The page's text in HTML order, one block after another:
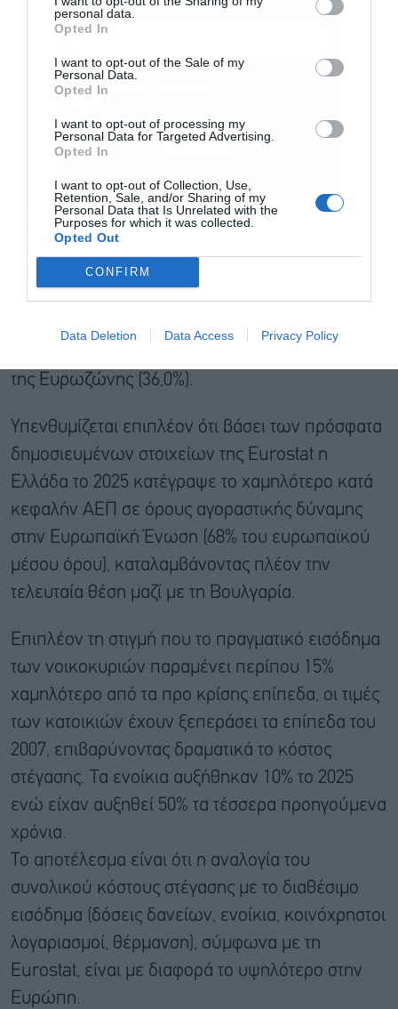
personal data.
Opted In
I want to opt-out of the Sale of my
Personal Data.
Opted In
I want to opt-out of processing my
Personal Data for Targeted Advertising.
Opted In
I want to opt-out of Collection, Use,
Retention, Sale, and/or Sharing of my
Personal Data that Is Unrelated with the
Purposes for which it was collected.
Opted Out
CONFIRM
Data Deletion Data Access Privacy Policy
Αν όμως παρουσίαζε την αντίστοιχη σύγκριση
του πληθωρισμού στα τρόφιμα με την
Ευρωζώνη αλλά και την ΕΕ από τον Ιούλιο του
2019 έως τον Aπρίλιο του 2026 θα
αποκαλυπτόταν ότι η σωρευτική αύξηση των
τιμών των τροφίμων στην Ελλάδα (42,4%) ήταν
της Ευρωζώνης (36,0%).
Υπενθυμίζεται επιπλέον ότι βάσει των πρόσφατα
δημοσιευμένων στοιχείων της Eurostat η
Ελλάδα το 2025 κατέγραψε το χαμηλότερο κατά
κεφαλήν ΑΕΠ σε όρους αγοραστικής δύναμης
στην Ευρωπαϊκή Ένωση (68% του ευρωπαϊκού
μέσου όρου), καταλαμβάνοντας πλέον την
τελευταία θέση μαζί με τη Βουλγαρία.
Επιπλέον τη στιγμή που το πραγματικό εισόδημα
των νοικοκυριών παραμένει περίπου 15%
χαμηλότερο από τα προ κρίσης επίπεδα, οι τιμές
των κατοικιών έχουν ξεπεράσει τα επίπεδα του
2007, επιβαρύνοντας δραματικά το κόστος
στέγασης. Τα ενοίκια αυξήθηκαν 10% το 2025
ενώ είχαν αυξηθεί 50% τα τέσσερα προηγούμενα
χρόνια.
Το αποτέλεσμα είναι ότι η αναλογία του
συνολικού κόστους στέγασης με το διαθέσιμο
εισόδημα (δόσεις δανείων, ενοίκια, κοινόχρηστοι
λογαριασμοί, θέρμανση), σύμφωνα με τη
Eurostat, είναι με διαφορά το υψηλότερο στην
Ευρώπη.
Αποδέχομαι τους